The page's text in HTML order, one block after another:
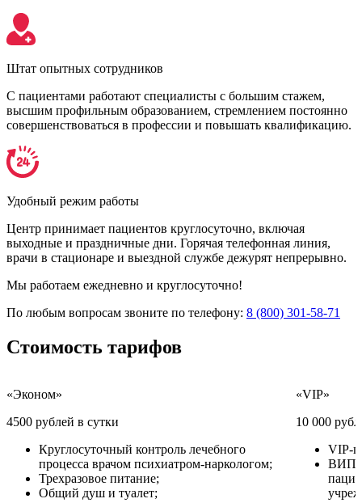
Штат опытных сотрудников
С пациентами работают специалисты с большим стажем,
высшим профильным образованием, стремлением постоянно
совершенствоваться в профессии и повышать квалификацию.
Удобный режим работы
Центр принимает пациентов круглосуточно, включая
выходные и праздничные дни. Горячая телефонная линия,
врачи в стационаре и выездной службе дежурят непрерывно.
Мы работаем ежедневно и круглосуточно!
По любым вопросам звоните по телефону: 8 (800) 301-58-71
Стоимость тарифов
«Эконом»
4500 рублей в сутки
Круглосуточный контроль лечебного
процесса врачом психиатром-наркологом;
Трехразовое питание;
Общий душ и туалет;
«VIP»
10 000
VIP-
ВИП